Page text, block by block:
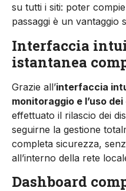
su tutti i siti: poter
passaggi è un vantaggio
Interfaccia
istantanea
Grazie all’interfaccia
monitoraggio e l’uso
effettuato il rilascio dei
seguirne la gestione
completa sicurezza,
all’interno della rete
Dashboard